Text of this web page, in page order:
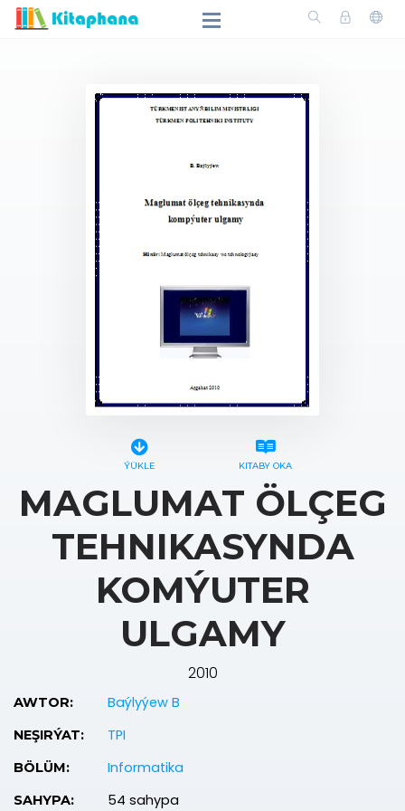
ÝÜKLE KITABY OKA
MAGLUMAT ÖLÇEG
TEHNIKASYNDA
KOMÝUTER
ULGAMY
2010
AWTOR: Baýlyýew B
NEŞIRÝAT: TPI
BÖLÜM: Informatika
SAHYPA: 54 sahypa